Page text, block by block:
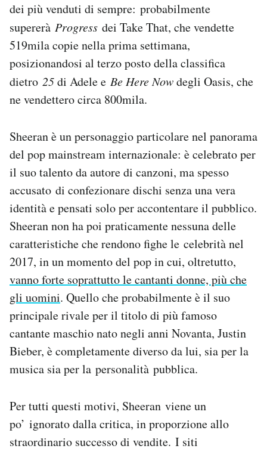
dei più venduti di sempre: probabilmente
supererà Progress dei Take That, che vendette
519mila copie nella prima settimana,
posizionandosi al terzo posto della classifica
dietro 25di Adele e Be Here Nowdegli Oasis, che
ne vendettero circa 800mila.
Sheeran è un personaggio particolare nel panorama
del pop mainstream internazionale: è celebrato per
il suo talento da autore di canzoni, ma spesso
accusato di confezionare dischi senza una vera
identità e pensati solo per accontentare il pubblico.
Sheeran non ha poi praticamente nessuna delle
caratteristiche che rendono fighe le celebrità nel
2017, in un momento del pop in cui, oltretutto,
vanno forte soprattutto le cantanti donne, più che
gli uomini. Quello che probabilmente è il suo
principale rivale per il titolo di più famoso
cantante maschio nato negli anni Novanta, Justin
Bieber, è completamente diverso da lui, sia per la
musica sia per la personalità pubblica.
Per tutti questi motivi, Sheeran viene un
po’ ignorato dalla critica, in proporzione allo
straordinario successo di vendite. I siti